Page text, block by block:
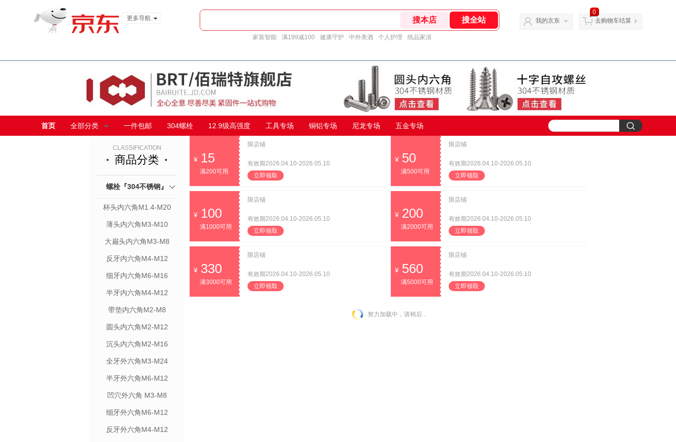
更多导航
家装智能 满199减100 健康守护 中外美酒 个人护理 纸品家清
我的京东
0
去购物车结算
首页 全部分类 一件包邮 304螺栓 12.9级高强度 工具专场 铜铝专场 尼龙专场 五金专场
CLASSIFICATION
商品分类
螺栓『304不锈钢』
杯头内六角M1.4-M20
薄头内六角M3-M10
大扁头内六角M3-M8
反牙内六角M4-M12
细牙内六角M6-M16
半牙内六角M4-M12
带垫内六角M2-M8
圆头内六角M2-M12
沉头内六角M2-M16
全牙外六角M3-M24
半牙外六角M6-M12
凹穴外六角 M3-M8
细牙外六角M6-M12
反牙外六角M4-M12
15
满200可用
限店铺
有效期2026.04.10-2026.05.10
立即领取
50
满500可用
限店铺
有效期2026.04.10-2026.05.10
立即领取
100
满1000可用
限店铺
有效期2026.04.10-2026.05.10
立即领取
200
满2000可用
限店铺
有效期2026.04.10-2026.05.10
立即领取
330
满3000可用
限店铺
有效期2026.04.10-2026.05.10
立即领取
560
满5000可用
限店铺
有效期2026.04.10-2026.05.10
立即领取
努力加载中，请稍后...